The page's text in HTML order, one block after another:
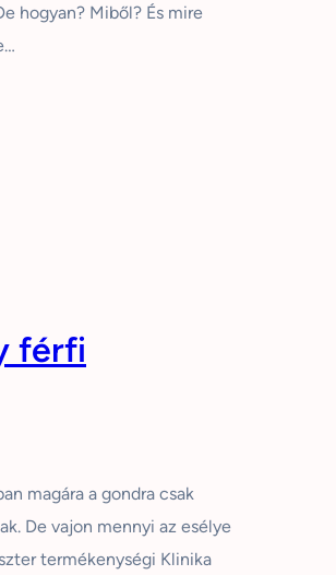
hogyan? Miből? És mire
férfi
magára a gondra csak
De vajon mennyi az esélye
termékenységi Klinika